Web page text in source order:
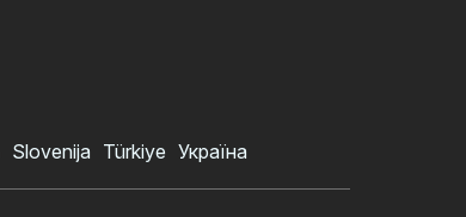
Slovenija Türkiye Україна